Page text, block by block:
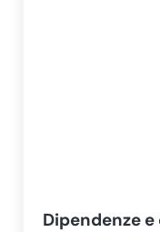
Dipendenze